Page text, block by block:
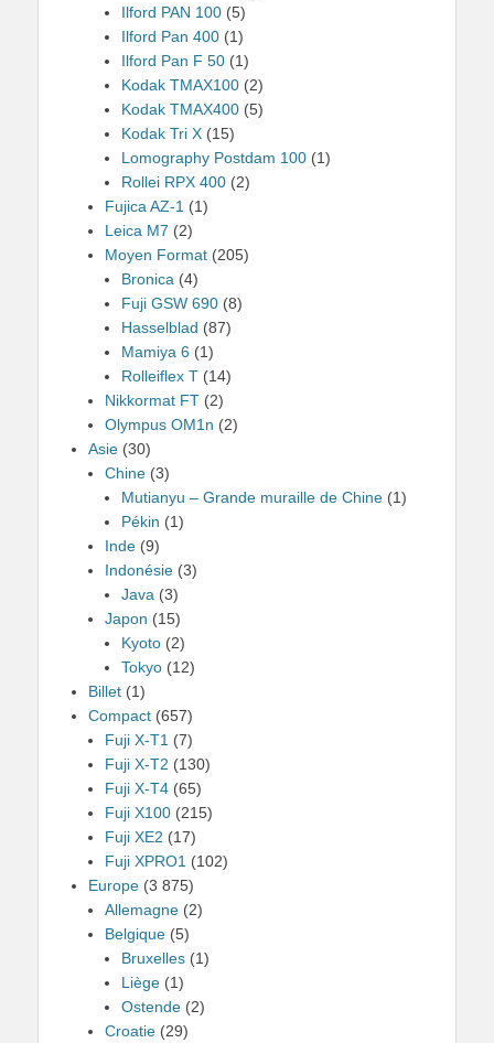
Ilford PAN 100 (5)
Ilford Pan 400 (1)
Ilford Pan F 50 (1)
Kodak TMAX100 (2)
Kodak TMAX400 (5)
Kodak Tri X (15)
Lomography Postdam 100 (1)
Rollei RPX 400 (2)
Fujica AZ-1 (1)
Leica M7 (2)
Moyen Format (205)
Bronica (4)
Fuji GSW 690 (8)
Hasselblad (87)
Mamiya 6 (1)
Rolleiflex T (14)
Nikkormat FT (2)
Olympus OM1n (2)
Asie (30)
Chine (3)
Mutianyu – Grande muraille de Chine (1)
Pékin (1)
Inde (9)
Indonésie (3)
Java (3)
Japon (15)
Kyoto (2)
Tokyo (12)
Billet (1)
Compact (657)
Fuji X-T1 (7)
Fuji X-T2 (130)
Fuji X-T4 (65)
Fuji X100 (215)
Fuji XE2 (17)
Fuji XPRO1 (102)
Europe (3 875)
Allemagne (2)
Belgique (5)
Bruxelles (1)
Liège (1)
Ostende (2)
Croatie (29)